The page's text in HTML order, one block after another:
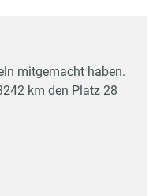
mitgemacht haben.
km den Platz 28